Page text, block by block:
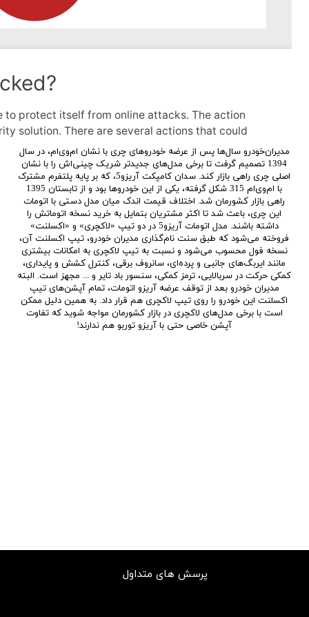
مدیران‌خودرو سال‌ها پس از عرضه خودروهای چری با نشان ام‌وی‌ام، در سال
1394 تصمیم گرفت تا برخی مدل‌های جدیدتر شریک چینی‌اش را با نشان
اصلی چری راهی بازار کند. سدان کامپکت آریزو5، که بر پایه پلتفرم مشترک
با ام‌وی‌ام 315 شکل گرفته، یکی از این خودروها بود و از تابستان 1395
راهی بازار کشورمان شد. اختلاف قیمت اندک میان مدل‌ دستی با اتومات
این چری، باعث شد تا اکثر مشتریان بتمایل به خرید نسخه اتوماتش را
داشته باشند. مدل اتومات آریزو5 در دو تیپ «لاکچری» و «اکسلنت»
فروخته می‌شود که طبق سنت نام‌گذاری مدیران خودرو، تیپ اکسلنت آن،
نسخه فول محسوب می‌شود و نسبت به تیپ لاکچری به امکانات بیشتری
مانند ایربگ‌های جانبی و پرده‌ای، سانروف برقی، کنترل کشش و پایداری،
کمکی حرکت در سربالایی، ترمز کمکی، سنسور باد تایر و ... مجهز است. البته
مدیران خودرو بعد از توقف عرضه آریزو اتومات، تمام آپشن‌های تیپ
اکسلنت این خودرو را روی تیپ لاکچری هم قرار داد. به همین دلیل ممکن
است با برخی مدل‌های لاکچری در بازار کشورمان مواجه شوید که تفاوت
آپشن خاصی حتی با آریزو توربو هم ندارند!
پرسش های متداول